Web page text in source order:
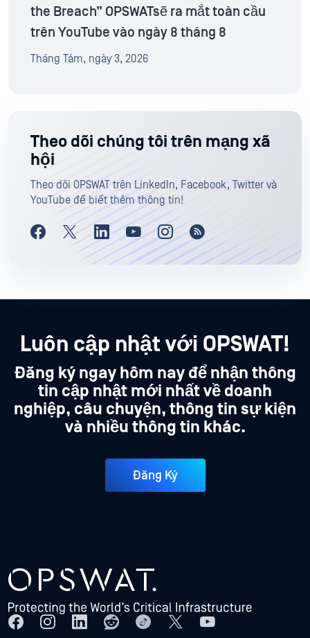
the Breach” OPSWATsẽ ra mắt toàn cầu
trên YouTube vào ngày 8 tháng 8
Tháng Tám, ngày 3, 2026
Theo dõi chúng tôi trên mạng xã
hội
Theo dõi OPSWAT trên LinkedIn, Facebook, Twitter và
YouTube để biết thêm thông tin!
Luôn cập nhật với OPSWAT!
Đăng ký ngay hôm nay để nhận thông
tin cập nhật mới nhất về doanh
nghiệp, câu chuyện, thông tin sự kiện
và nhiều thông tin khác.
Đăng Ký